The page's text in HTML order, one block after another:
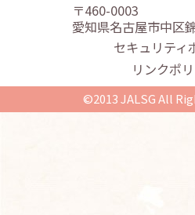
〒460-0003
愛知県名古屋市中区
セキュリティ
リンクポ
©2013 JALSG All